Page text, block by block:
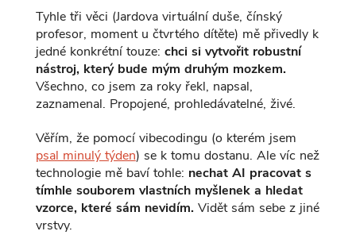
Tyhle tři věci (Jardova virtuální duše, čínský
profesor, moment u čtvrtého dítěte) mě přivedly k
jedné konkrétní touze: chci si vytvořit robustní
nástroj, který bude mým druhým mozkem.
Všechno, co jsem za roky řekl, napsal,
zaznamenal. Propojené, prohledávatelné, živé.
Věřím, že pomocí vibecodingu (o kterém jsem
psal minulý týden) se k tomu dostanu. Ale víc než
technologie mě baví tohle: nechat AI pracovat s
tímhle souborem vlastních myšlenek a hledat
vzorce, které sám nevidím.Vidět sám sebe z jiné
vrstvy.